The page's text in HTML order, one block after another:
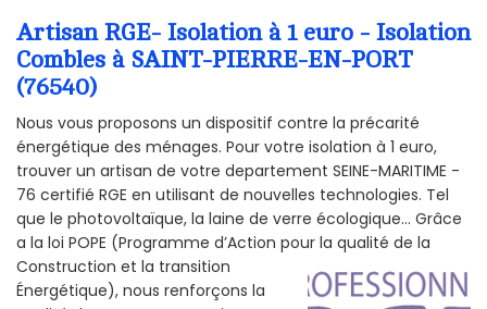
Artisan RGE- Isolation à 1 euro - Isolation
Combles à SAINT-PIERRE-EN-PORT
(76540)
Nous vous proposons un dispositif contre la précarité
énergétique des ménages. Pour votre isolation à 1 euro,
trouver un artisan de votre departement SEINE-MARITIME -
76 certifié RGE en utilisant de nouvelles technologies. Tel
que le photovoltaïque, la laine de verre écologique... Grâce
a la loi POPE (Programme d’Action pour la qualité de la
Construction et la transition
Énergétique), nous renforçons la